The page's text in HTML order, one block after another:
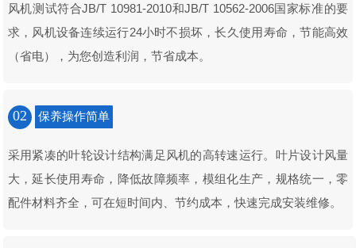
风机测试符合JB/T 10981-2010和JB/T 10562-2006国家标准的要
求，风机设备连续运行24小时不损坏，长久使用寿命，节能高效
（省电），为您创造利润，节省成本。
02 保养操作简单
采用紧凑的叶轮设计结构满足风机的高转速运行。叶片设计风量
大，延长使用寿命，降低故障频率，模组化生产，规格统一，零
配件材料齐全，可在短时间内、节约成本，快速完成安装维修。